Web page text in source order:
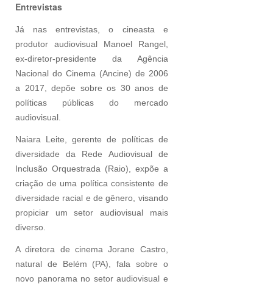
Entrevistas
Já nas entrevistas, o cineasta e
produtor audiovisual Manoel Rangel,
ex-diretor-presidente da Agência
Nacional do Cinema (Ancine) de 2006
a 2017, depõe sobre os 30 anos de
políticas públicas do mercado
audiovisual.
Naiara Leite, gerente de políticas de
diversidade da Rede Audiovisual de
Inclusão Orquestrada (Raio), expõe a
criação de uma política consistente de
diversidade racial e de gênero, visando
propiciar um setor audiovisual mais
diverso.
A diretora de cinema Jorane Castro,
natural de Belém (PA), fala sobre o
novo panorama no setor audiovisual e